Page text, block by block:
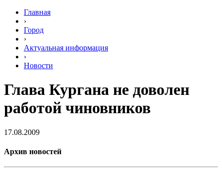
Главная
›
Город
›
Актуальная информация
›
Новости
Глава Кургана не доволен
работой чиновников
17.08.2009
Архив новостей